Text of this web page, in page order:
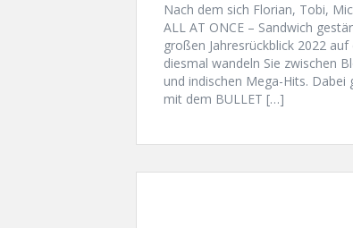
Nach dem sich Florian, Tobi,
ALL AT ONCE – Sandwich
großen Jahresrückblick 2022
diesmal wandeln Sie zwischen
und indischen Mega-Hits. Dabei
mit dem BULLET […]